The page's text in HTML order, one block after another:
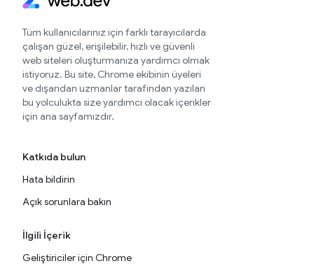
Tüm kullanıcılarınız için farklı tarayıcılarda
çalışan güzel, erişilebilir, hızlı ve güvenli
web siteleri oluşturmanıza yardımcı olmak
istiyoruz. Bu site, Chrome ekibinin üyeleri
ve dışarıdan uzmanlar tarafından yazılan
bu yolculukta size yardımcı olacak içerikler
için ana sayfamızdır.
Katkıda bulun
Hata bildirin
Açık sorunlara bakın
İlgili İçerik
Geliştiriciler için Chrome